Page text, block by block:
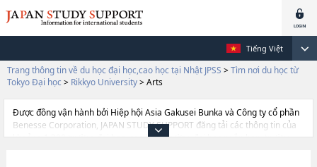
Tiếng Việt
Trang thông tin về du học đại học,cao học tại Nhật JPSS > Tìm nơi du học từ
Tokyo Đại học > Rikkyo University> Arts
Được đồng vận hành bởi Hiệp hội Asia Gakusei Bunka và Công ty cổ phần
Benesse Corporation, JAPAN STUDY SUPPORT đăng tải các thông tin của
khoảng 1.300 trường đại học, cao học, trường đại học ngắn hạn, trường